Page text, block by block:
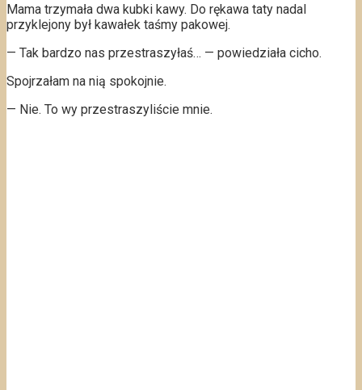
Mama trzymała dwa kubki kawy. Do rękawa taty nadal
przyklejony był kawałek taśmy pakowej.
— Tak bardzo nas przestraszyłaś… — powiedziała cicho.
Spojrzałam na nią spokojnie.
— Nie. To wy przestraszyliście mnie.